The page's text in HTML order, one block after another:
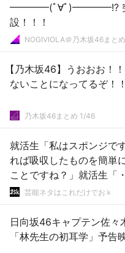
━━━━(ﾟ∀ﾟ)━━━━!? 突
設！！！
NOGIVIOLA＠乃木坂46まとめ
【乃木坂46】うおおお！
ないことになってるぞ！
乃木坂46まとめ 1/46
就活生「私はスポンジで
れば吸収したものを簡単
ことですね？」就活生「
芸能ネタはこれだけでおｋ
日向坂46キャプテン佐
「林先生の初耳学」予告